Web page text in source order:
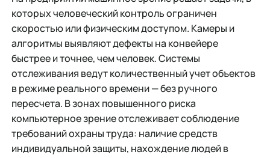
которых человеческий контроль ограничен
скоростью или физическим доступом. Камеры и
алгоритмы выявляют дефекты на конвейере
быстрее и точнее, чем человек. Системы
отслеживания ведут количественный учет объектов
в режиме реального времени — без ручного
пересчета. В зонах повышенного риска
компьютерное зрение отслеживает соблюдение
требований охраны труда: наличие средств
индивидуальной защиты, нахождение людей в